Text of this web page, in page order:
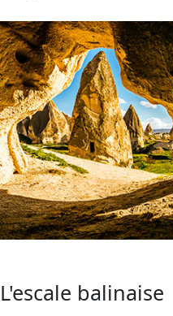
L'escale balinaise